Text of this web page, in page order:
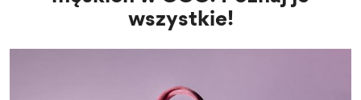
wszystkie!